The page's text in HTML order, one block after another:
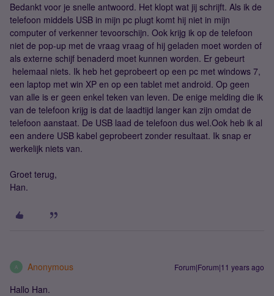
Bedankt voor je snelle antwoord. Het klopt wat jij schrijft. Als ik de
telefoon middels USB in mijn pc plugt komt hij niet in mijn
computer of verkenner tevoorschijn. Ook krijg ik op de telefoon
niet de pop-up met de vraag vraag of hij geladen moet worden of
als externe schijf benaderd moet kunnen worden. Er gebeurt
helemaal niets. Ik heb het geprobeert op een pc met windows 7,
een laptop met win XP en op een tablet met android. Op geen
van alle is er geen enkel teken van leven. De enige melding die ik
van de telefoon krijg is dat de laadtijd langer kan zijn omdat de
telefoon aanstaat. De USB laad de telefoon dus wel.Ook heb ik al
een andere USB kabel geprobeert zonder resultaat. Ik snap er
werkelijk niets van.
Groet terug,
Han.
A Anonymous Forum|Forum|11 years ago
Hallo Han.